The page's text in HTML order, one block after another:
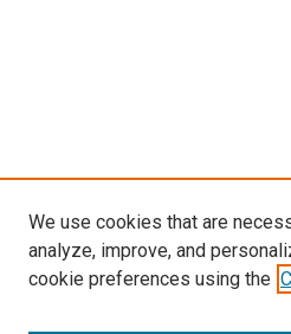
We use cookies that are
analyze, improve, and
cookie preferences using the